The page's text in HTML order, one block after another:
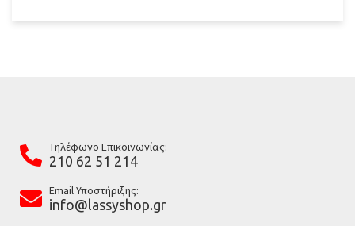
Tηλέφωνο Επικοινωνίας:
210 62 51 214
Email Υποστήριξης:
info@lassyshop.gr